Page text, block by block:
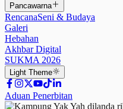
Pancawarna
RencanaSeni & Budaya
Galeri
Hebahan
Akhbar Digital
SUKMA 2026
Light Theme
Aduan Penerbitan